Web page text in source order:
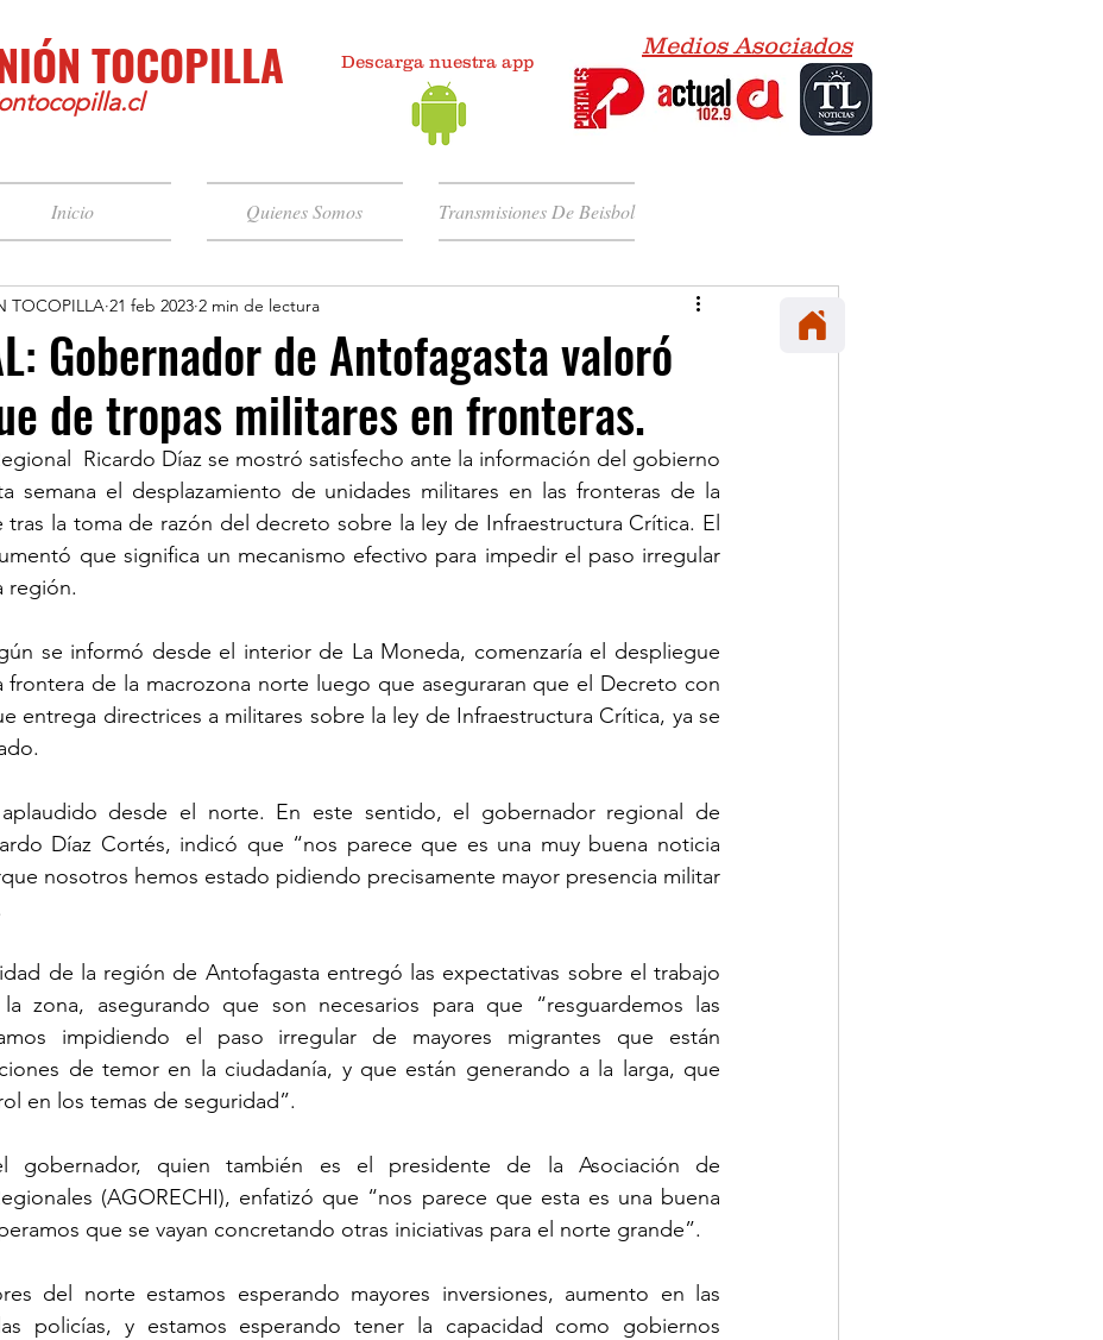
TOCOPILLA Descarga nuestra app
Medios Asociados
Inicio Quienes Somos Transmisiones De Beisbol
Gobernador de Antofagasta valoró
de tropas militares en fronteras.
TOCOPILLA 21 feb 2023 2 min de lectura
Ricardo Díaz se mostró satisfecho ante la información del gobierno
semana el desplazamiento de unidades militares en las fronteras de la
tras la toma de razón del decreto sobre la ley de Infraestructura Crítica. El
que significa un mecanismo efectivo para impedir el paso irregular
región.
se informó desde el interior de La Moneda, comenzaría el despliegue
frontera de la macrozona norte luego que aseguraran que el Decreto con
entrega directrices a militares sobre la ley de Infraestructura Crítica, ya se
desde el norte. En este sentido, el gobernador regional de
Díaz Cortés, indicó que “nos parece que es una muy buena noticia
nosotros hemos estado pidiendo precisamente mayor presencia militar
de la región de Antofagasta entregó las expectativas sobre el trabajo
zona, asegurando que son necesarios para que “resguardemos las
impidiendo el paso irregular de mayores migrantes que están
de temor en la ciudadanía, y que están generando a la larga, que
en los temas de seguridad”.
gobernador, quien también es el presidente de la Asociación de
(AGORECHI), enfatizó que “nos parece que esta es una buena
que se vayan concretando otras iniciativas para el norte grande”.
del norte estamos esperando mayores inversiones, aumento en las
policías, y estamos esperando tener la capacidad como gobiernos